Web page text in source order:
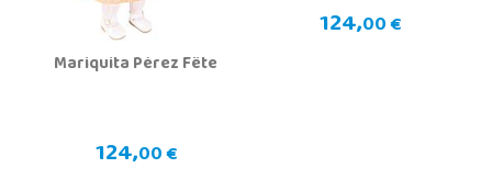
Mariquita Pérez Fête
124,00 €
124,00 €